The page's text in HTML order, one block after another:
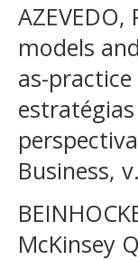
AZEVEDO,
models
as-
Business,
McKinsey